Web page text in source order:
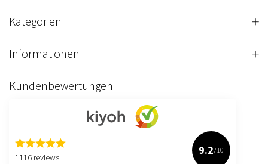
Kategorien
Informationen
Kundenbewertungen
1116 reviews
9.2/10